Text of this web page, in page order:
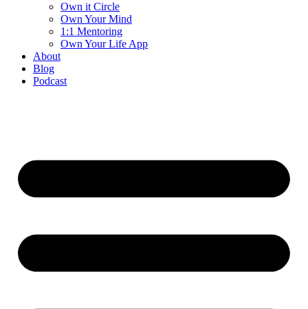
Own it Circle
Own Your Mind
1:1 Mentoring
Own Your Life App
About
Blog
Podcast